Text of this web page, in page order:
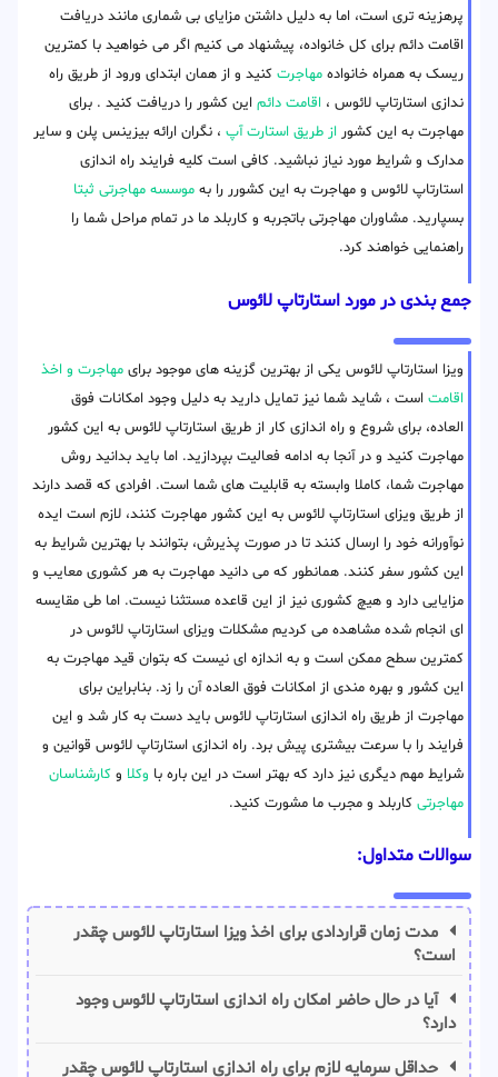
پرهزینه تری است، اما به دلیل داشتن مزایای بی شماری مانند دریافت
اقامت دائم برای کل خانواده، پیشنهاد می کنیم اگر می خواهید با کمترین
ریسک به همراه خانواده مهاجرت کنید و از همان ابتدای ورود از طریق راه
ندازی استارتاپ لائوس ، اقامت دائم این کشور را دریافت کنید . برای
مهاجرت به این کشور از طریق استارت آپ ، نگران ارائه بیزینس پلن و سایر
مدارک و شرایط مورد نیاز نباشید. کافی است کلیه فرایند راه اندازی
استارتاپ لائوس و مهاجرت به این کشورر را به موسسه مهاجرتی ثبتا
بسپارید. مشاوران مهاجرتی باتجربه و کاربلد ما در تمام مراحل شما را
راهنمایی خواهند کرد.
جمع بندی در مورد استارتاپ لائوس
ویزا استارتاپ لائوس یکی از بهترین گزینه های موجود برای مهاجرت و اخذ
اقامت است ، شاید شما نیز تمایل دارید به دلیل وجود امکانات فوق
العاده، برای شروع و راه اندازی کار از طریق استارتاپ لائوس به این کشور
مهاجرت کنید و در آنجا به ادامه فعالیت بپردازید. اما باید بدانید روش
مهاجرت شما، کاملا وابسته به قابلیت های شما است. افرادی که قصد دارند
از طریق ویزای استارتاپ لائوس به این کشور مهاجرت کنند، لازم است ایده
نوآورانه خود را ارسال کنند تا در صورت پذیرش، بتوانند با بهترین شرایط به
این کشور سفر کنند. همانطور که می دانید مهاجرت به هر کشوری معایب و
مزایایی دارد و هیچ کشوری نیز از این قاعده مستثنا نیست. اما طی مقایسه
ای انجام شده مشاهده می کردیم مشکلات ویزای استارتاپ لائوس در
کمترین سطح ممکن است و به اندازه ای نیست که بتوان قید مهاجرت به
این کشور و بهره مندی از امکانات فوق العاده آن را زد. بنابراین برای
مهاجرت از طریق راه اندازی استارتاپ لائوس باید دست به کار شد و این
فرایند را با سرعت بیشتری پیش برد. راه اندازی استارتاپ لائوس قوانین و
شرایط مهم دیگری نیز دارد که بهتر است در این باره با وکلا و کارشناسان
مهاجرتی کاربلد و مجرب ما مشورت کنید.
سوالات متداول:
مدت زمان قراردادی برای اخذ ویزا استارتاپ لائوس چقدر
است؟
آیا در حال حاضر امکان راه اندازی استارتاپ لائوس وجود
دارد؟
حداقل سرمایه لازم برای راه اندازی استارتاپ لائوس چقدر